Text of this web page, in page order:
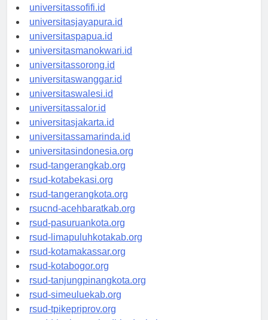
universitasmaluku.id
universitassofifi.id
universitasjayapura.id
universitaspapua.id
universitasmanokwari.id
universitassorong.id
universitaswanggar.id
universitaswalesi.id
universitassalor.id
universitasjakarta.id
universitassamarinda.id
universitasindonesia.org
rsud-tangerangkab.org
rsud-kotabekasi.org
rsud-tangerangkota.org
rsucnd-acehbaratkab.org
rsud-pasuruankota.org
rsud-limapuluhkotakab.org
rsud-kotamakassar.org
rsud-kotabogor.org
rsud-tanjungpinangkota.org
rsud-simeuluekab.org